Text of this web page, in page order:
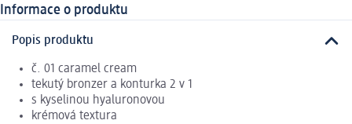
Informace o produktu
Popis produktu
č. 01 caramel cream
tekutý bronzer a konturka 2 v 1
s kyselinou hyaluronovou
krémová textura